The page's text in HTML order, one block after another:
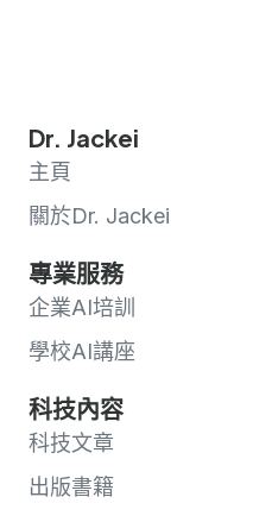
Dr. Jackei
主頁
關於Dr. Jackei
專業服務
企業AI培訓
學校AI講座
科技內容
科技文章
出版書籍